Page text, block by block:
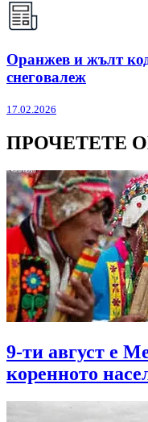
Оранжев и жълт
снеговалеж
17.02.2026
ПРОЧЕТЕТЕ
9-ти август е
коренното